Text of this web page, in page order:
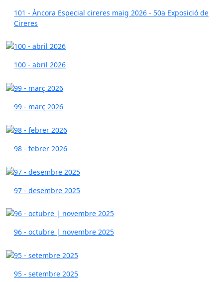
101 - Àncora Especial cireres maig 2026 - 50a Exposició de
Cireres
100 - abril 2026
99 - març 2026
98 - febrer 2026
97 - desembre 2025
96 - octubre | novembre 2025
95 - setembre 2025